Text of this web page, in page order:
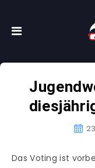
Das Voting ist